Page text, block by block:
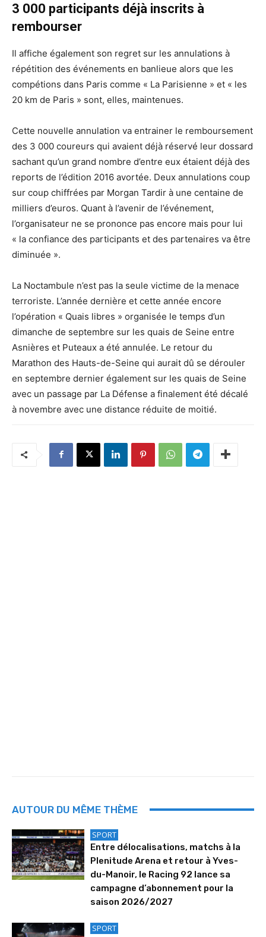
3 000 participants déjà inscrits à
rembourser
Il affiche également son regret sur les annulations à
répétition des événements en banlieue alors que les
compétions dans Paris comme « La Parisienne » et « les
20 km de Paris » sont, elles, maintenues.
Cette nouvelle annulation va entrainer le remboursement
des 3 000 coureurs qui avaient déjà réservé leur dossard
sachant qu’un grand nombre d’entre eux étaient déjà des
reports de l’édition 2016 avortée. Deux annulations coup
sur coup chiffrées par Morgan Tardir à une centaine de
milliers d’euros. Quant à l’avenir de l’événement,
l’organisateur ne se prononce pas encore mais pour lui
« la confiance des participants et des partenaires va être
diminuée ».
La Noctambule n’est pas la seule victime de la menace
terroriste. L’année dernière et cette année encore
l’opération « Quais libres » organisée le temps d’un
dimanche de septembre sur les quais de Seine entre
Asnières et Puteaux a été annulée. Le retour du
Marathon des Hauts-de-Seine qui aurait dû se dérouler
en septembre dernier également sur les quais de Seine
avec un passage par La Défense a finalement été décalé
à novembre avec une distance réduite de moitié.
AUTOUR DU MÊME THÈME
SPORT
Entre délocalisations, matchs à la
Plenitude Arena et retour à Yves-
du-Manoir, le Racing 92 lance sa
campagne d’abonnement pour la
saison 2026/2027
SPORT